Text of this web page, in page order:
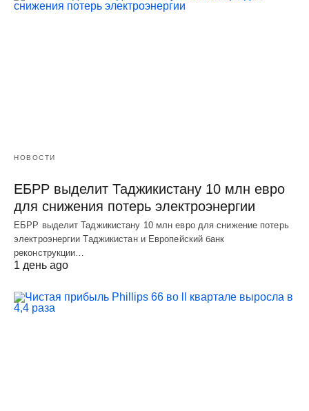
НОВОСТИ
ЕБРР выделит Таджикистану 10 млн евро
для снижения потерь электроэнергии
ЕБРР выделит Таджикистану 10 млн евро для снижение потерь
электроэнергии Таджикистан и Европейский банк
реконструкции…
1 день ago